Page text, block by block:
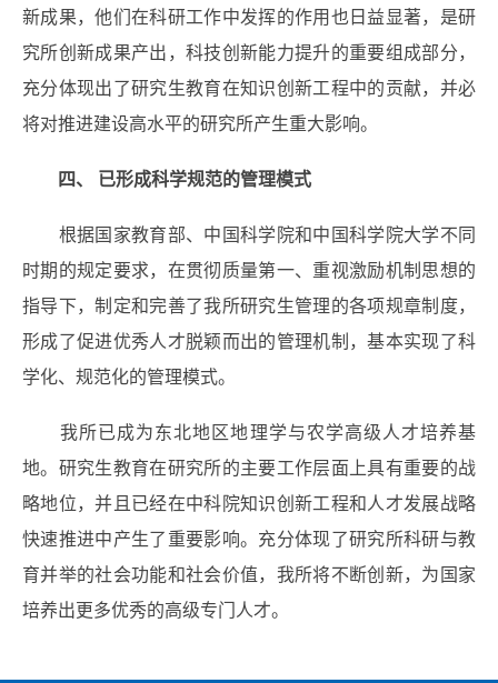
新成果，他们在科研工作中发挥的作用也日益显著，是研
究所创新成果产出，科技创新能力提升的重要组成部分，
充分体现出了研究生教育在知识创新工程中的贡献，并必
将对推进建设高水平的研究所产生重大影响。
四、 已形成科学规范的管理模式
根据国家教育部、中国科学院和中国科学院大学不同
时期的规定要求，在贯彻质量第一、重视激励机制思想的
指导下，制定和完善了我所研究生管理的各项规章制度，
形成了促进优秀人才脱颖而出的管理机制，基本实现了科
学化、规范化的管理模式。
我所已成为东北地区地理学与农学高级人才培养基
地。研究生教育在研究所的主要工作层面上具有重要的战
略地位，并且已经在中科院知识创新工程和人才发展战略
快速推进中产生了重要影响。充分体现了研究所科研与教
育并举的社会功能和社会价值，我所将不断创新，为国家
培养出更多优秀的高级专门人才。